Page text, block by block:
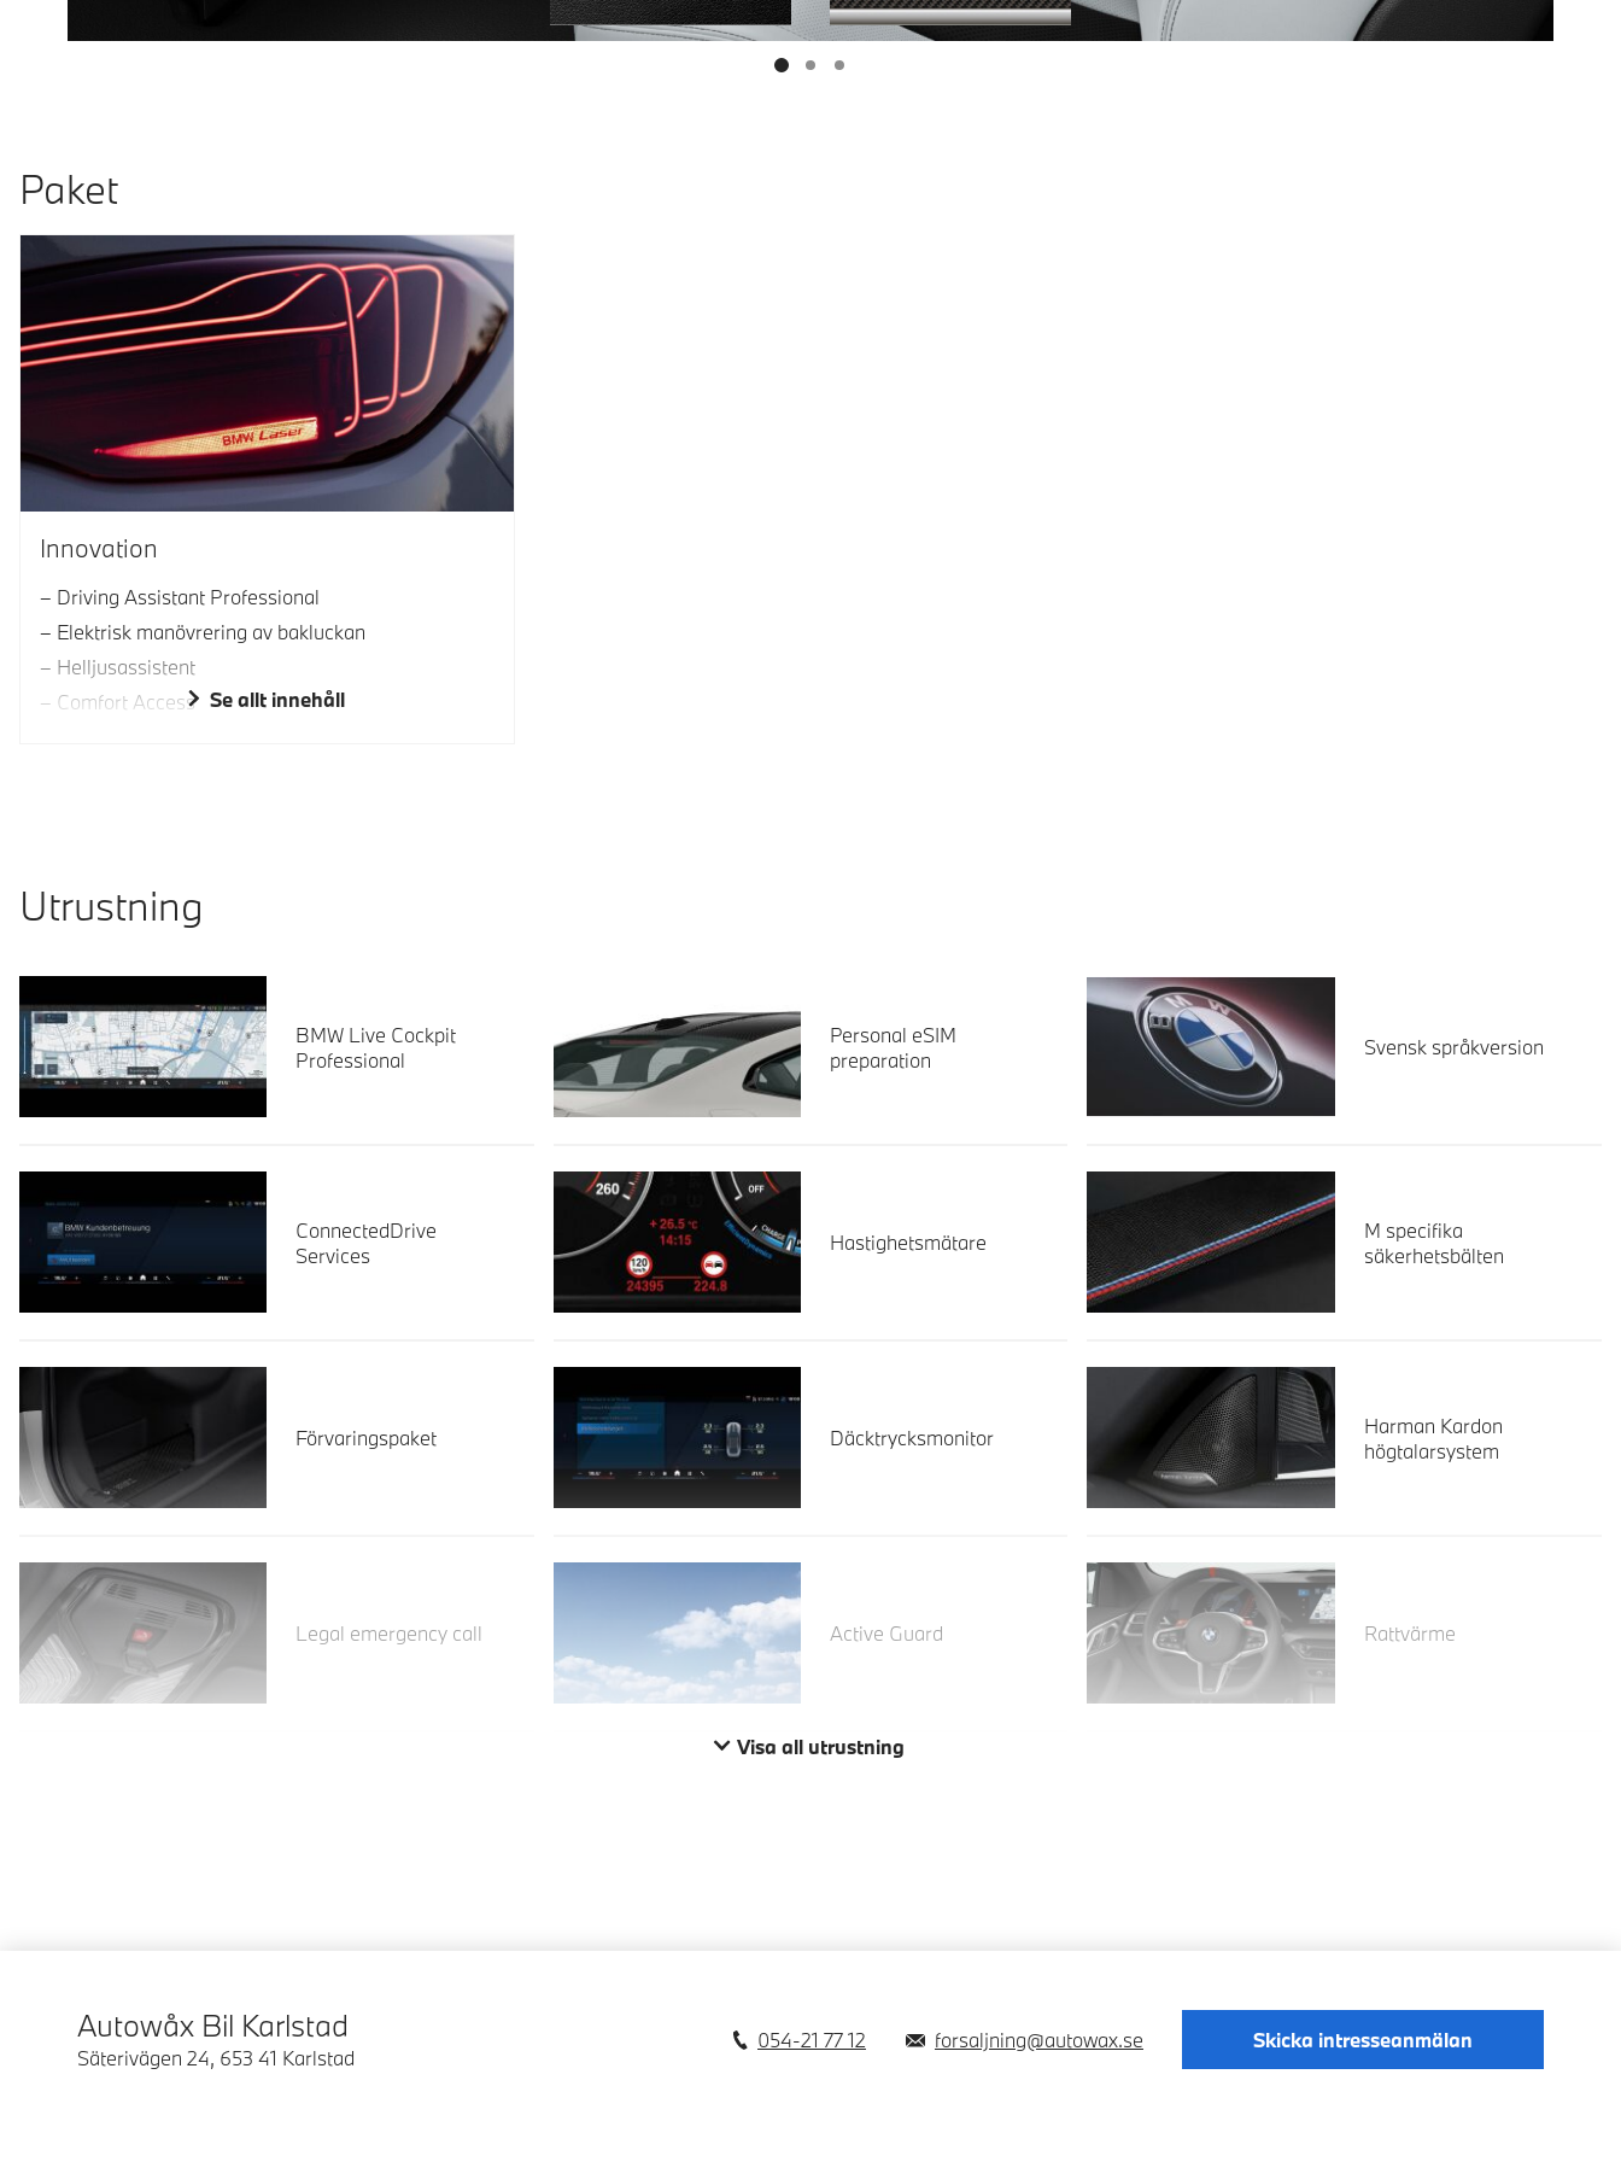
Paket
Innovation
Driving Assistant Professional
Elektrisk manövrering av bakluckan
Helljusassistent
Comfort Access Se allt innehåll
Utrustning
BMW Live Cockpit
Professional
Personal eSIM
preparation
Svensk språkversion
ConnectedDrive
Services
Hastighetsmätare
M specifika
säkerhetsbälten
Förvaringspaket Däcktrycksmonitor
Harman Kardon
högtalarsystem
Legal emergency call Active Guard Rattvärme
Visa all utrustning
Läs mer
Autowåx Bil Karlstad
Säterivägen 24, 653 41 Karlstad
054-21 77 12 forsaljning@autowax.se Skicka intresseanmälan